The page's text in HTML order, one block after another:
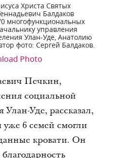
Христа Святых
Балдаков
многофункциональных
управления
Улан-Уде, Анатолию
фото: Сергей Балдаков.
Photo
Печкин,
социальной
Уде, рассказал,
уже 6 семей смогли
кровати. Он